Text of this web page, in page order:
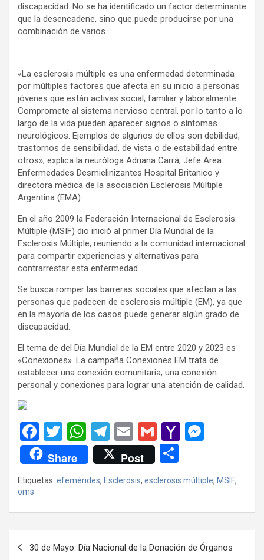
discapacidad. No se ha identificado un factor determinante
que la desencadene, sino que puede producirse por una
combinación de varios.
«La esclerosis múltiple es una enfermedad determinada
por múltiples factores que afecta en su inicio a personas
jóvenes que están activas social, familiar y laboralmente.
Compromete al sistema nervioso central, por lo tanto a lo
largo de la vida pueden aparecer signos o síntomas
neurológicos. Ejemplos de algunos de ellos son debilidad,
trastornos de sensibilidad, de vista o de estabilidad entre
otros», explica la neuróloga Adriana Carrá, Jefe Area
Enfermedades Desmielinizantes Hospital Britanico y
directora médica de la asociación Esclerosis Múltiple
Argentina (EMA).
En el año 2009 la Federación Internacional de Esclerosis
Múltiple (MSIF) dio inició al primer Día Mundial de la
Esclerosis Múltiple, reuniendo a la comunidad internacional
para compartir experiencias y alternativas para
contrarrestar esta enfermedad.
Se busca romper las barreras sociales que afectan a las
personas que padecen de esclerosis múltiple (EM), ya que
en la mayoría de los casos puede generar algún grado de
discapacidad.
El tema de del Día Mundial de la EM entre 2020 y 2023 es
«Conexiones». La campaña Conexiones EM trata de
establecer una conexión comunitaria, una conexión
personal y conexiones para lograr una atención de calidad.
F
a
ce
b
o
k
T
wi
tt
er
W
h
at
s
A
p
T
el
e
gr
a
E
m
ail
G
m
ail
Y
o
o
ail
n
g
Share Post
m
p
tir
Etiquetas: efemérides, Esclerosis, esclerosis múltiple, MSIF,
oms
30 de Mayo: Día Nacional de la Donación de Órganos